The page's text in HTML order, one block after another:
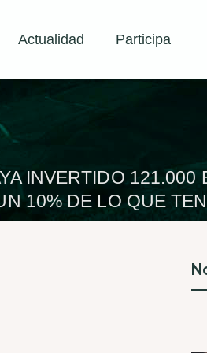
Actualidad Participa
INVERTIDO
10% DE LO QUE